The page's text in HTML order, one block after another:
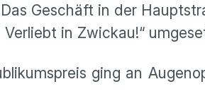
Geschäft in der
in Zwickau!“
ging an